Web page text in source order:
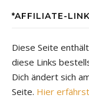
*AFFILIATE-
Diese Seite
diese Links
Dich ändert sich
Seite. Hier